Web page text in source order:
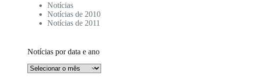
Notícias
Notícias de 2010
Notícias de 2011
Notícias por data e ano